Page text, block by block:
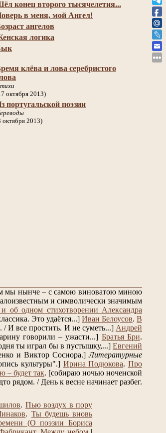
конец второго тысячелетия...
в меня, мой Ангел!
ангелов
логика
клёва и лова серебристого
октября 2013)
португальской поэзии
октября 2013)
мы нынче – с самою виноватою миною
и символически значимым
об одном стихотворении Александра
Это удаётся...] Иван Белоусов. В
И все простить. И не суметь...] Андрей
говорили – ужасти...] Братья Бри.
ты играл бы в пустышку,...] Евгений
и Виктор Соснора.] Литературные
культуры".] Ирина Подюкова. Про
– будет так. [собираю ночью ноченской
рядом. / День к весне начинает разбег.
. Пью воздух в пору
. Ты будешь вновь
(О поэзии Бориса